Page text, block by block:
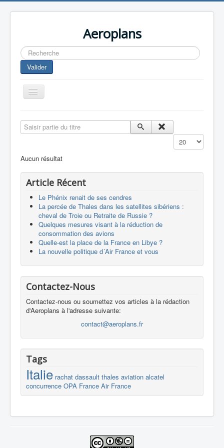
Aeroplans
Rechercher
Valider
Toggle
Navigation
Aviation Commerciale
Europespace
Drones
Saisir partie du titre
Affichage #
Aucun résultat
Article Récent
Le Phénix renait de ses cendres
La percée de Thales dans les satellites sibériens :
cheval de Troie ou Retraite de Russie ?
Quelques mesures visant à la réduction de
consommation des avions
Quelle-est la place de la France en Libye ?
La nouvelle politique d´Air France et vous
Contactez-Nous
Contactez-nous ou soumettez vos articles à la rédaction
d'Aeroplans à l'adresse suivante:
contact@aeroplans.fr
Tags
Italie rachat dassault thales aviation alcatel
concurrence OPA France Air France